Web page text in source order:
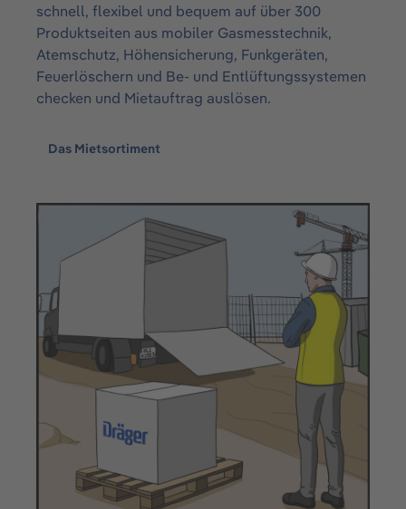
schnell, flexibel und bequem auf über 300
Produktseiten aus mobiler Gasmesstechnik,
Atemschutz, Höhensicherung, Funkgeräten,
Feuerlöschern und Be- und Entlüftungssystemen
checken und Mietauftrag auslösen.
Das Mietsortiment